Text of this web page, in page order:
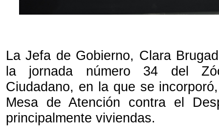
La Jefa de Gobierno, Clara
la jornada número 34 del
Ciudadano, en la que se
Mesa de Atención contra el
principalmente viviendas.